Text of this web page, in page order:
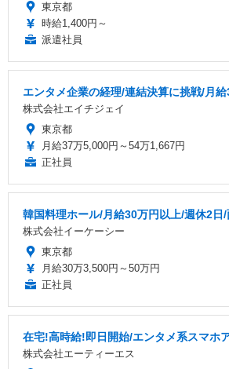
東京都
時給1,400円～
派遣社員
エンタメ企業の経理/連結決算に挑戦/月
株式会社エイチジェイ
東京都
月給37万5,000円～54万1,667円
正社員
韓国料理ホール/月給30万円以上/週休2日
株式会社イーケーシー
東京都
月給30万3,500円～50万円
正社員
在宅!高時給!即日開始/エンタメ系スマホ
株式会社エーティーエス